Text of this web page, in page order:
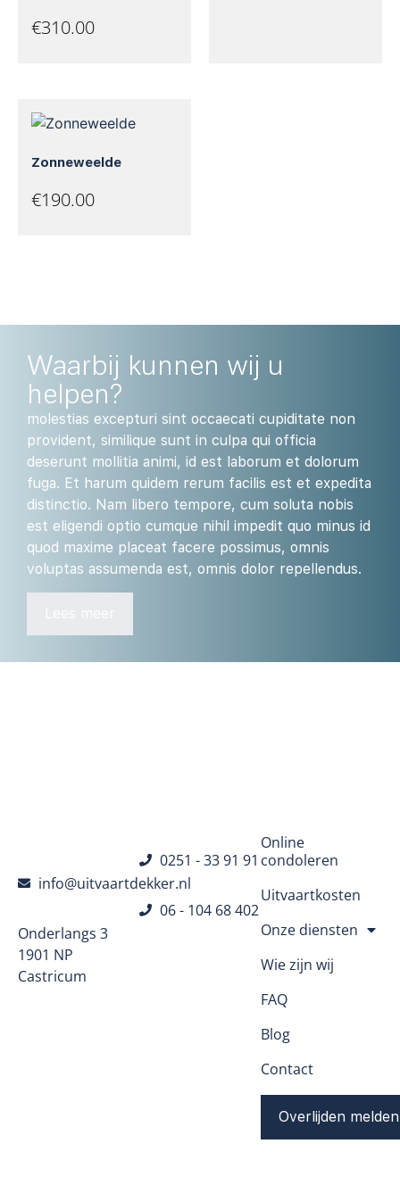
€310.00
Zonneweelde
€190.00
Waarbij kunnen wij u
helpen?
molestias excepturi sint occaecati cupiditate non
provident, similique sunt in culpa qui officia
deserunt mollitia animi, id est laborum et dolorum
fuga. Et harum quidem rerum facilis est et expedita
distinctio. Nam libero tempore, cum soluta nobis
est eligendi optio cumque nihil impedit quo minus id
quod maxime placeat facere possimus, omnis
voluptas assumenda est, omnis dolor repellendus.
info@uitvaartdekker.nl
Onderlangs 3
1901 NP
Castricum
0251 - 33 91 91
06 - 104 68 402
Online
condoleren
Uitvaartkosten
Onze diensten
Wie zijn wij
FAQ
Blog
Contact
Overlijden melden